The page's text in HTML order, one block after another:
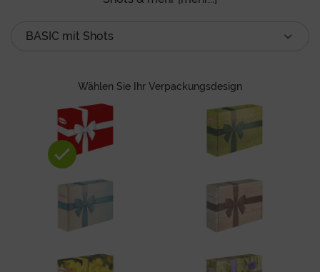
Wählen Sie Ihr Verpackungsdesign